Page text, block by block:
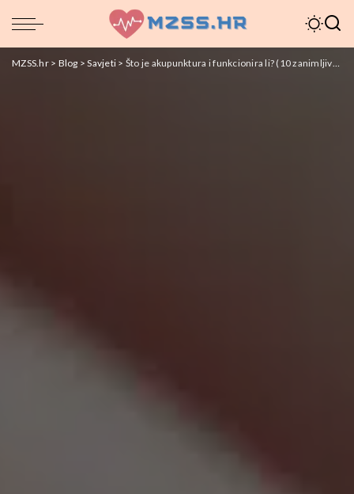
MZSS.hr> Blog >Savjeti > Što je akupunktura i funkcionira li? (10 zanimljivosti)